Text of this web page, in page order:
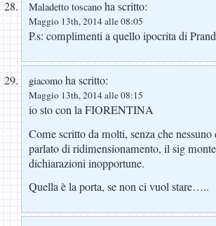
Maladetto toscano ha scritto:
Maggio 13th, 2014 alle 08:05
P.s: complimenti a quello ipocrita di
giacomo ha scritto:
Maggio 13th, 2014 alle 08:15
io sto con la FIORENTINA
Come scritto da molti, senza che
parlato di ridimensionamento, il sig
dichiarazioni inopportune.
Quella è la porta, se non ci vuol stare…..